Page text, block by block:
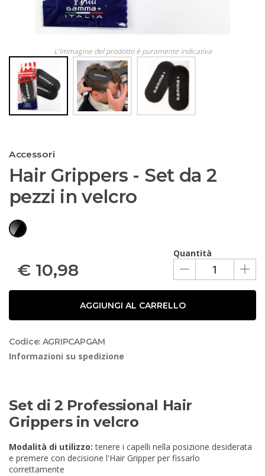
L'immagine del prodotto è puramente indicativa
Accessori
Hair Grippers - Set da 2
pezzi in velcro
Quantità
€ 10,98
AGGIUNGI AL CARRELLO
Codice: AGRIPCAPGAM
Informazioni su spedizione
Set di 2 Professional Hair
Grippers in velcro
Modalità di utilizzo:tenere i capelli nella posizione desiderata
e premere con decisione l'Hair Gripper per fissarlo
correttamente